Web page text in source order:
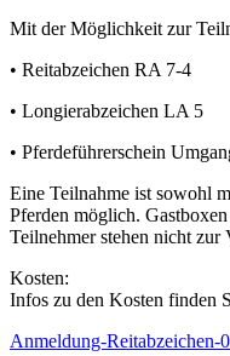
Mit der Möglichkeit zur
• Reitabzeichen RA 7-4
• Longierabzeichen LA 5
• Pferdeführerschein
Eine Teilnahme ist sowohl
Pferden möglich.
Teilnehmer stehen nicht zur
Kosten:
Infos zu den Kosten finden
Anmeldung-Reitabzeichen-